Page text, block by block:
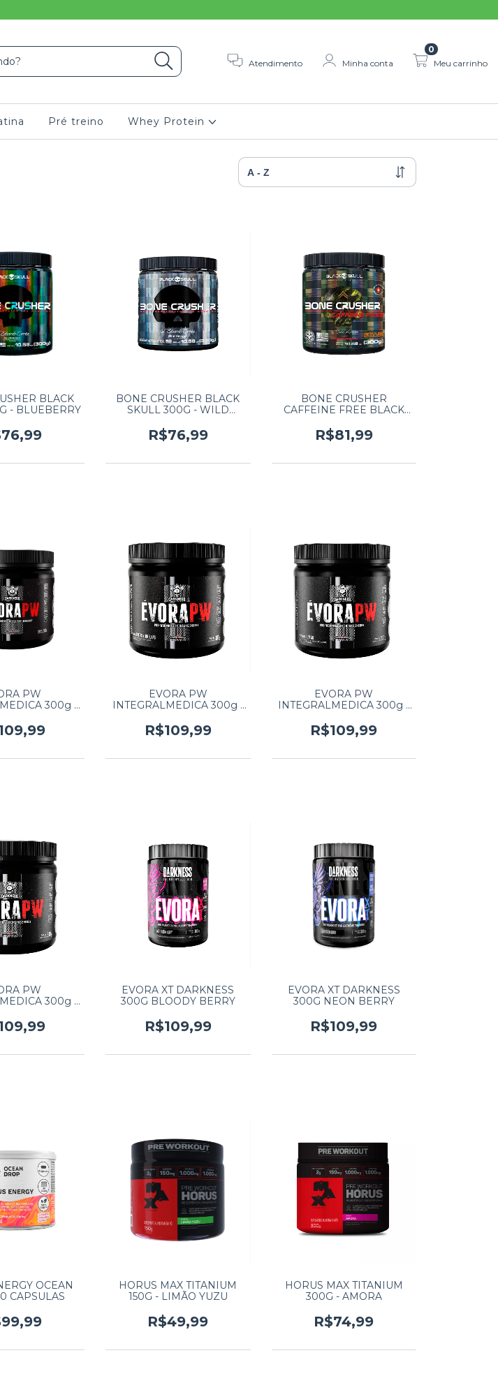
Atendimento Minha conta Meu carrinho
0
Pré treino Whey Protein
BLACK
- BLUEBERRY
BONE CRUSHER BLACK
SKULL 300G - WILD
R$76,99
BONE CRUSHER
CAFFEINE FREE BLACK
FRAMBOESA
R$81,99
PW
300g -
EVORA PW
INTEGRALMEDICA 300g -
R$109,99
EVORA PW
INTEGRALMEDICA 300g -
R$109,99
PW
300g -
EVORA XT DARKNESS
300G BLOODY BERRY
R$109,99
EVORA XT DARKNESS
300G NEON BERRY
R$109,99
OCEAN
CAPSULAS
HORUS MAX TITANIUM
150G - LIMÃO YUZU
R$49,99
HORUS MAX TITANIUM
300G - AMORA
R$74,99